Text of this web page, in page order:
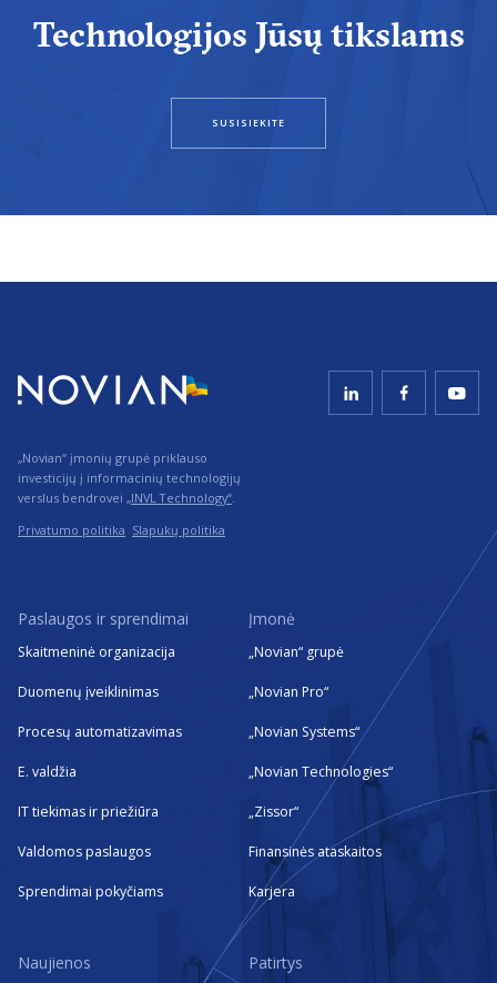
Technologijos Jūsų tikslams
SUSISIEKITE
„Novian“ įmonių grupė priklauso
investicijų į informacinių technologijų
verslus bendrovei „INVL Technology“.
Privatumo politika Slapukų politika
Paslaugos ir sprendimai
Skaitmeninė organizacija
Duomenų įveiklinimas
Procesų automatizavimas
E. valdžia
IT tiekimas ir priežiūra
Valdomos paslaugos
Sprendimai pokyčiams
Įmonė
„Novian“ grupė
„Novian Pro“
„Novian Systems“
„Novian Technologies“
„Zissor“
Finansinės ataskaitos
Karjera
Naujienos Patirtys